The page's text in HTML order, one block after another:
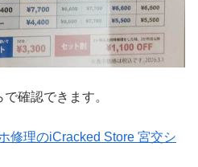
確認できます。
修理のiCracked Store 宮交シ